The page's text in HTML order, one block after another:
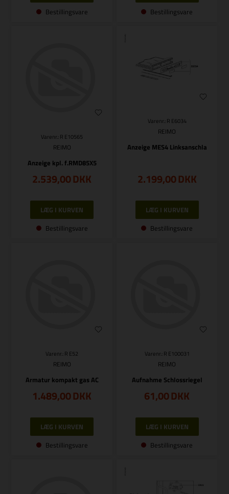
Bestillingsvare Bestillingsvare
Varenr.: R E10565
REIMO
Anzeige kpl. f.RMD85X5
2.539,00DKK
Bestillingsvare
Varenr.: R E6034
REIMO
Anzeige MES4 Linksanschla
2.199,00DKK
Bestillingsvare
Varenr.: R E52
REIMO
Armatur kompakt gas AC
1.489,00DKK
Bestillingsvare
Varenr.: R E100031
REIMO
Aufnahme Schlossriegel
61,00DKK
Bestillingsvare